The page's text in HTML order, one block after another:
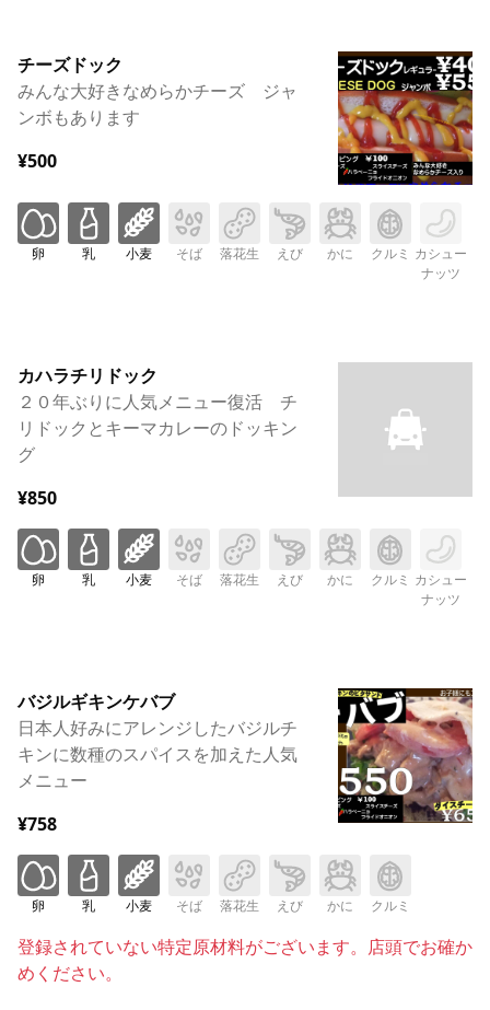
チーズドック
みんな大好きなめらかチーズ ジャ
ンボもあります
¥500
卵 乳 小麦 そば 落花生 えび かに クルミ カシュー
ナッツ
カハラチリドック
２０年ぶりに人気メニュー復活 チ
リドックとキーマカレーのドッキン
グ
¥850
卵 乳 小麦 そば 落花生 えび かに クルミ カシュー
ナッツ
バジルギキンケバブ
日本人好みにアレンジしたバジルチ
キンに数種のスパイスを加えた人気
メニュー
¥758
卵 乳 小麦 そば 落花生 えび かに クルミ
登録されていない特定原材料がございます。店頭でお確か
めください。